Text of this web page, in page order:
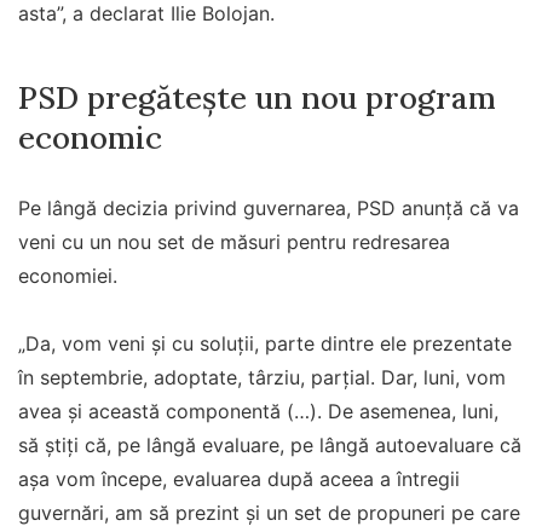
asta”, a declarat Ilie Bolojan.
PSD pregătește un nou program
economic
Pe lângă decizia privind guvernarea, PSD anunță că va
veni cu un nou set de măsuri pentru redresarea
economiei.
„Da, vom veni şi cu soluţii, parte dintre ele prezentate
în septembrie, adoptate, târziu, parţial. Dar, luni, vom
avea şi această componentă (…). De asemenea, luni,
să ştiţi că, pe lângă evaluare, pe lângă autoevaluare că
aşa vom începe, evaluarea după aceea a întregii
guvernări, am să prezint şi un set de propuneri pe care